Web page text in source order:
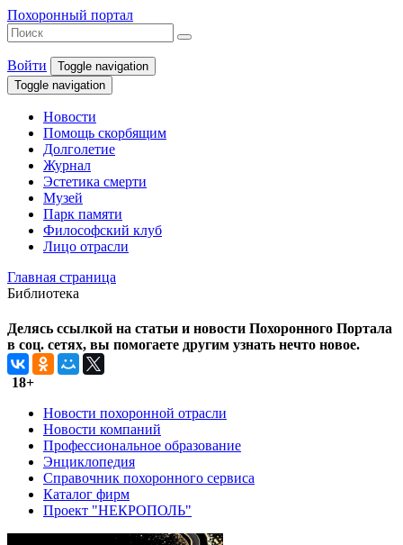
Похоронный портал
Войти
Toggle navigation
Toggle navigation
Новости
Помощь скорбящим
Долголетие
Журнал
Эстетика смерти
Музей
Парк памяти
Философский клуб
Лицо отрасли
Главная страница
Библиотека
Делясь ссылкой на статьи и новости Похоронного Портала
в соц. сетях, вы помогаете другим узнать нечто новое.
18+
Новости похоронной отрасли
Новости компаний
Профессиональное образование
Энциклопедия
Справочник похоронного сервиса
Каталог фирм
Проект "НЕКРОПОЛЬ"